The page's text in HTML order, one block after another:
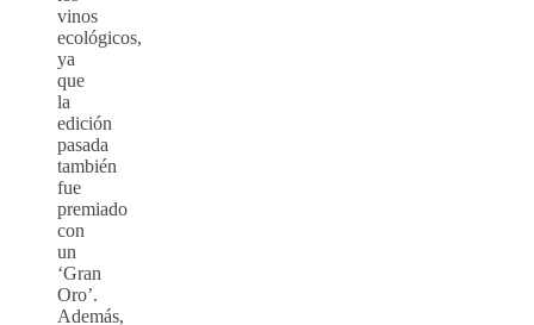
vinos
ecológicos,
ya
que
la
edición
pasada
también
fue
premiado
con
un
‘Gran
Oro’.
Además,